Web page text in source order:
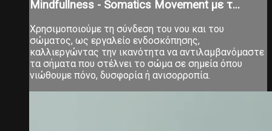
Mindfullness - Somatics Movement με τ...
Χρησιμοποιούμε τη σύνδεση του νου και του
σώματος, ως εργαλείο ενδοσκόπησης,
καλλιεργώντας την ικανότητα να αντιλαμβανόμαστε
τα σήματα που στέλνει το σώμα σε σημεία όπου
νιώθουμε πόνο, δυσφορία ή ανισορροπία.